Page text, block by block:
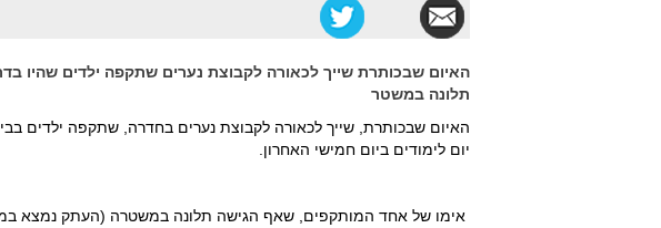
האיום שבכותרת שייך לכאורה לקבוצת נערים שתקפה ילדים שהיו
תלונה במשטר
האיום שבכותרת, שייך לכאורה לקבוצת נערים בחדרה, שתקפה ילדים
יום לימודים ביום חמישי האחרון.
אימו של אחד המותקפים, שאף הגישה תלונה במשטרה (העתק נמצא